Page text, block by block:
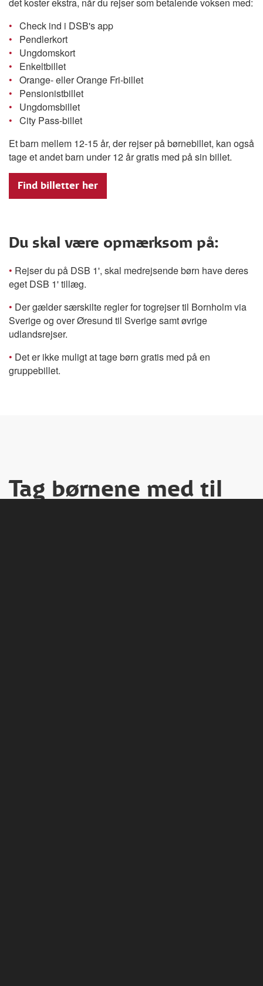
det koster ekstra, når du rejser som betalende voksen med:
• Check ind i DSB's app
• Pendlerkort
• Ungdomskort
• Enkeltbillet
• Orange- eller Orange Fri-billet
• Pensionistbillet
• Ungdomsbillet
• City Pass-billet
Et barn mellem 12-15 år, der rejser på børnebillet, kan også
tage et andet barn under 12 år gratis med på sin billet.
Find billetter her
Du skal være opmærksom på:
• Rejser du på DSB 1', skal medrejsende børn have deres
eget DSB 1' tillæg.
• Der gælder særskilte regler for togrejser til Bornholm via
Sverige og over Øresund til Sverige samt øvrige
udlandsrejser.
• Det er ikke muligt at tage børn gratis med på en
gruppebillet.
Tag børnene med til